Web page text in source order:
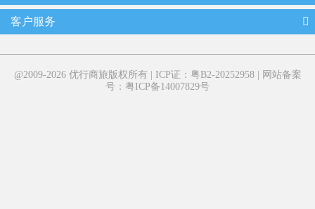
客户服务
@2009-2026 优行商旅版权所有 | ICP证：粤B2-20252958|
网站备案
号：粤ICP备14007829号